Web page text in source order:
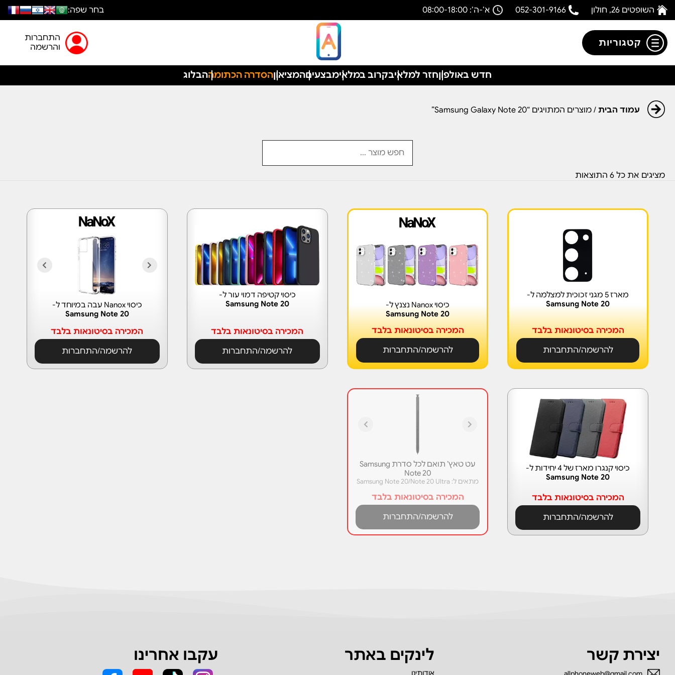
השופטים 26, חולון 052-301-9166 א’-ה’: 08:00-18:00 בחר שפה:
קטגוריות
התחברות
והרשמה
חדש באולפוןחזר למלאיבקרוב במלאימבצעיםהמציאוןהסדרה הכתומההבלוג
עמוד הבית / מוצרים המתויגים “Samsung Galaxy Note 20”
מציגים את כל ⁦6⁩ התוצאות
עט טאץ’ תואם לכל סדרת Samsung
Note 20
מתאים ל: Samsung Note 20/Note 20 Ultra
המכירה בסיטונאות בלבד
להרשמה/התחברות
מארז 5 מגני זכוכית למצלמה ל-
Samsung Note 20
המכירה בסיטונאות בלבד
להרשמה/התחברות
כיסוי קטיפה דמוי עור ל-
Samsung Note 20
המכירה בסיטונאות בלבד
להרשמה/התחברות
כיסוי Nanox נצנץ ל-
Samsung Note 20
המכירה בסיטונאות בלבד
להרשמה/התחברות
כיסוי Nanox עבה במיוחד ל-
Samsung Note 20
המכירה בסיטונאות בלבד
להרשמה/התחברות
כיסוי קנגרו מארז של 4 יחידות ל-
Samsung Note 20
המכירה בסיטונאות בלבד
להרשמה/התחברות
יצירת קשר לינקים באתר
אודותינו
עקבו אחרינו